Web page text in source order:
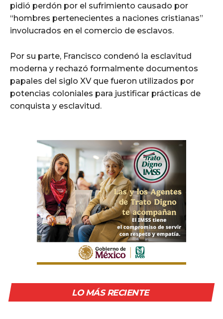
pidió perdón por el sufrimiento causado por
“hombres pertenecientes a naciones cristianas”
involucrados en el comercio de esclavos.
Por su parte, Francisco condenó la esclavitud
moderna y rechazó formalmente documentos
papales del siglo XV que fueron utilizados por
potencias coloniales para justificar prácticas de
conquista y esclavitud.
LO MÁS RECIENTE